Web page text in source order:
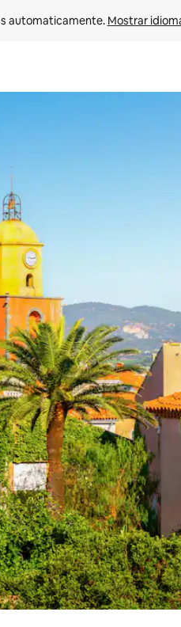
automaticamente. Mostrar
baixo do teclado ou tocando